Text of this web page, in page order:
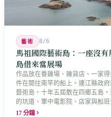
藝術 8/6
馬祖國際藝術島：一座沒
島借來當展場
作品放在養雞場、雜貨店、一家
件在開往南竿的船上。連江縣政
藝術島，十年五屆散在四鄉五島
的坑道、軍中電影院、店家與船
店家走。這是縣長說的「島嶼博
17 分鐘